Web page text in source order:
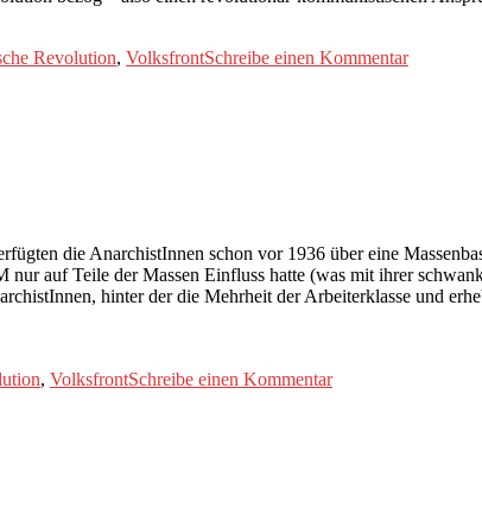
Revolution, VolksfrontSchreibe einen Kommentarzu
die AnarchistInnen schon vor 1936 über eine
auf Teile der Massen Einfluss hatte (was mit ihrer
hinter der die Mehrheit der Arbeiterklasse und
, VolksfrontSchreibe einen Kommentarzu